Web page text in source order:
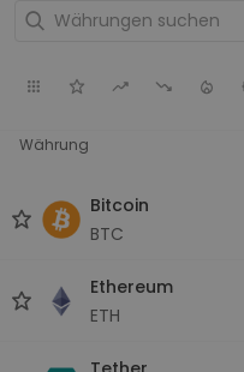
Währung
Bitcoin
BTC
Ethereum
ETH